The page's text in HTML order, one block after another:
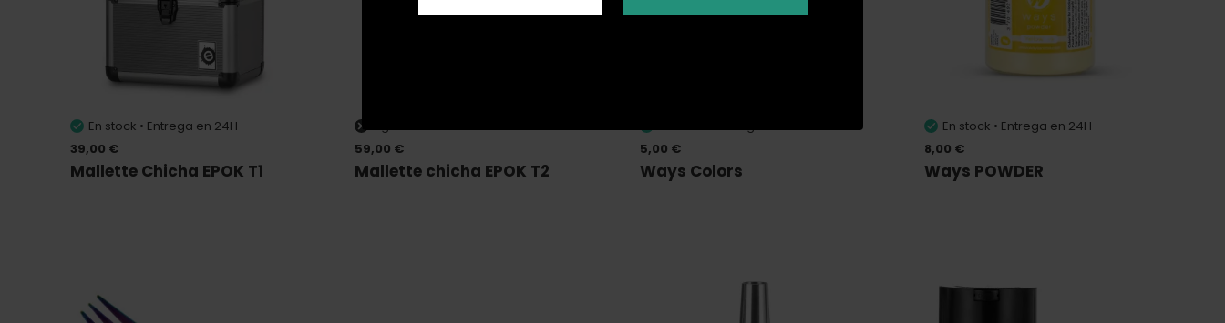
En stock • Entrega en 24H
39,00 €
Mallette Chicha EPOK T1
59,00 €
Mallette chicha EPOK T2
5,00 €
Ways Colors
En stock • Entrega en 24H
8,00 €
Ways POWDER